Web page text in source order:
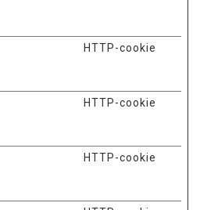
HTTP-cookie
HTTP-cookie
HTTP-cookie